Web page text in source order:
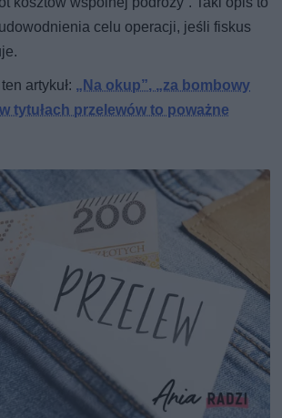
celu operacji, jeśli fiskus
artykuł: „Na okup”, „za bombowy
tytułach przelewów to poważne